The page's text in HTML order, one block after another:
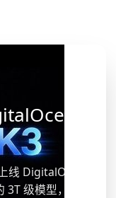
DigitalOcean
级模型，